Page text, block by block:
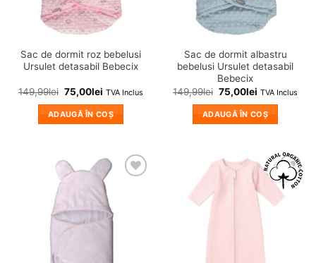
Sac de dormit roz bebelusi
Ursulet detasabil Bebecix
149,99lei 75,00lei TVA Inclus
ADAUGĂ ÎN COȘ
Sac de dormit albastru
bebelusi Ursulet detasabil
Bebecix
149,99lei 75,00lei TVA Inclus
ADAUGĂ ÎN COȘ
wishlist!
❤
Adauga